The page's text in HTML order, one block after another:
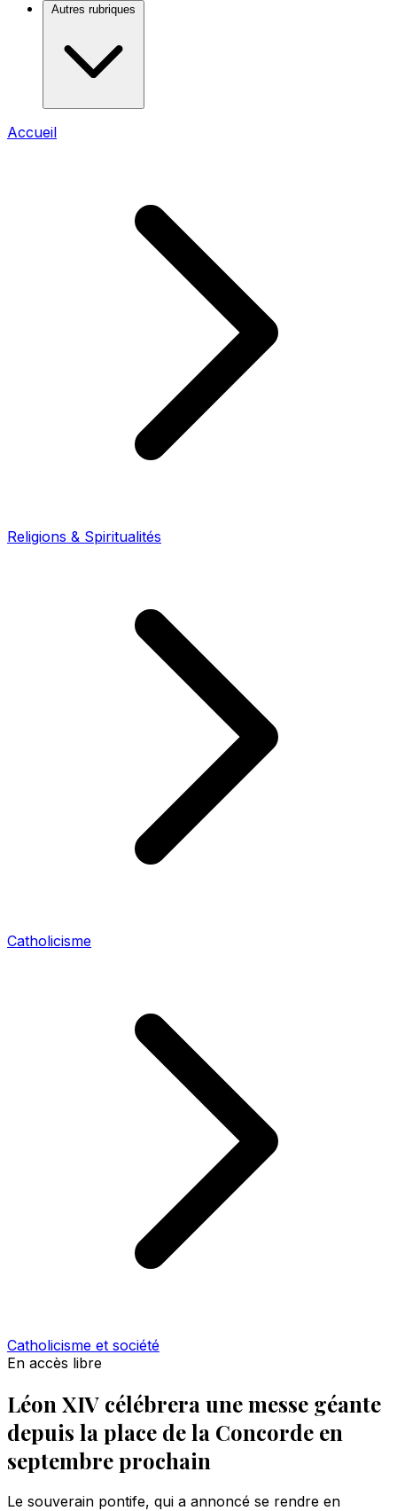
Autres rubriques
Accueil
Religions & Spiritualités
Catholicisme
Catholicisme et société
En accès libre
Léon XIV célébrera une messe géante
depuis la place de la Concorde en
septembre prochain
Le souverain pontife, qui a annoncé se rendre en